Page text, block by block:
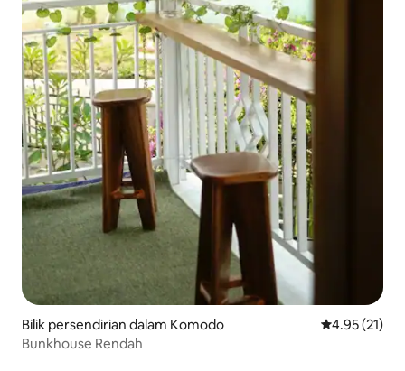
Bilik persendirian dalam Komodo Penarafan
4.95 (21)
Bunkhouse Rendah